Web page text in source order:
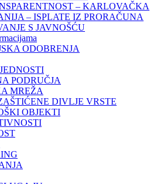
– KARLOVAČKA
– ISPLATE IZ PRORAČUNA
S JAVNOŠĆU
ODOBRENJA
PODRUČJA
MREŽA
DIVLJE VRSTE
OBJEKTI